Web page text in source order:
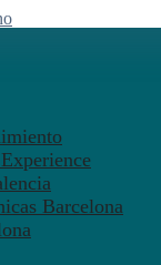
Barcelona